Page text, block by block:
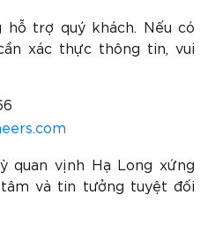
hỗ trợ quý khách. Nếu có
xác thực thông tin, vui
quan vịnh Hạ Long xứng
và tin tưởng tuyệt đối